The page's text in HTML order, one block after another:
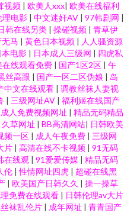
视频 | 欧美人xxx| 欧美在线福利
理电影 | 中文迷奸AV | 97韩剧网 |
韩在线另类 | 操碰视频 | 青草伊
马 | 黄色日本视频 | 人人骚资源
电影 | 日本成人三级网 | 四虎私
在线观看免费 | 国产1区2区 | 午
丝高跟 | 国产一区二区伪娘 | 岛
中文在线观看 | 调教丝袜人妻视
| 三级网址AV | 福利姬在线国产
成人免费视频网址 | 精品无码精品
久草网址 | BB高清网站| 日韩欧美
频一区 | 成人午夜免费 | 三级网
片 | 高清在线不卡视频 | 91无码
在线观 | 91爱爱传媒 | 精品无码
伦 |性情网址四虎 | 超碰在线黑
| 欧美国产日韩久久 | 操一操草
免费在线观看 | 日韩伦理av大片
袜乱伦片 | 成年网址 | 青青国产